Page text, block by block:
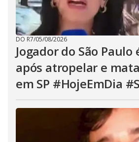
DO R7/05/08/2026
Jogador do São Paulo
após atropelar e
em SP #HojeEmDia